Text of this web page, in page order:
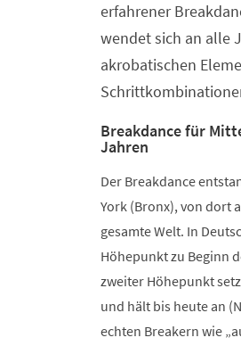
erfahrener
wendet sich an alle
akrobatischen
Breakdance für
Jahren
Der Breakdance
York (Bronx), von dort
gesamte Welt. In
Höhepunkt zu Beginn
zweiter Höhepunkt
und hält bis heute an
echten Breakern wie